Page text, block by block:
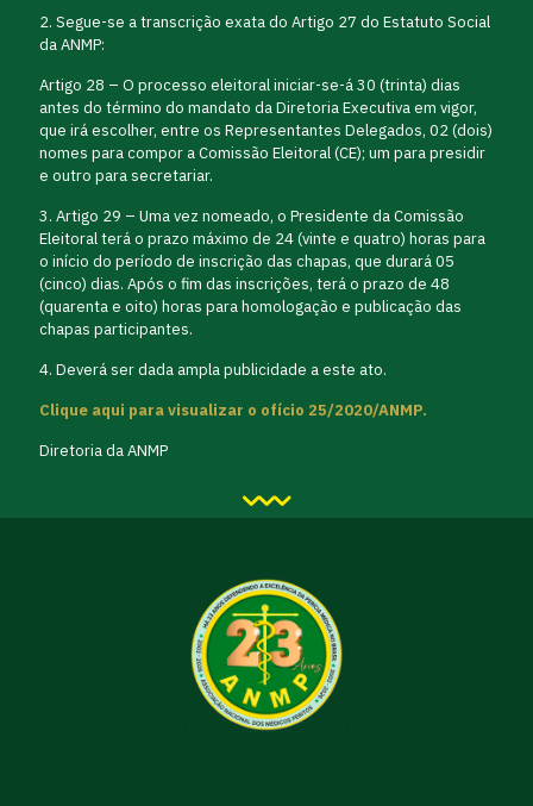
2. Segue-se a transcrição exata do Artigo 27 do Estatuto Social
da ANMP:
Artigo 28 – O processo eleitoral iniciar-se-á 30 (trinta) dias
antes do término do mandato da Diretoria Executiva em vigor,
que irá escolher, entre os Representantes Delegados, 02 (dois)
nomes para compor a Comissão Eleitoral (CE); um para presidir
e outro para secretariar.
3. Artigo 29 – Uma vez nomeado, o Presidente da Comissão
Eleitoral terá o prazo máximo de 24 (vinte e quatro) horas para
o início do período de inscrição das chapas, que durará 05
(cinco) dias. Após o fim das inscrições, terá o prazo de 48
(quarenta e oito) horas para homologação e publicação das
chapas participantes.
4. Deverá ser dada ampla publicidade a este ato.
Clique aqui para visualizar o ofício 25/2020/ANMP.
Diretoria da ANMP